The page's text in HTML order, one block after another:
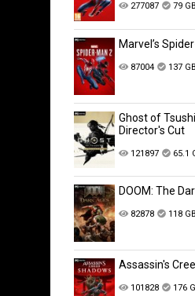
277087 79 GB
Marvel’s
87004 137 GB
Ghost of
Director's Cut
121897 65.1
DOOM: The
82878 118 GB
Assassin's
101828 176